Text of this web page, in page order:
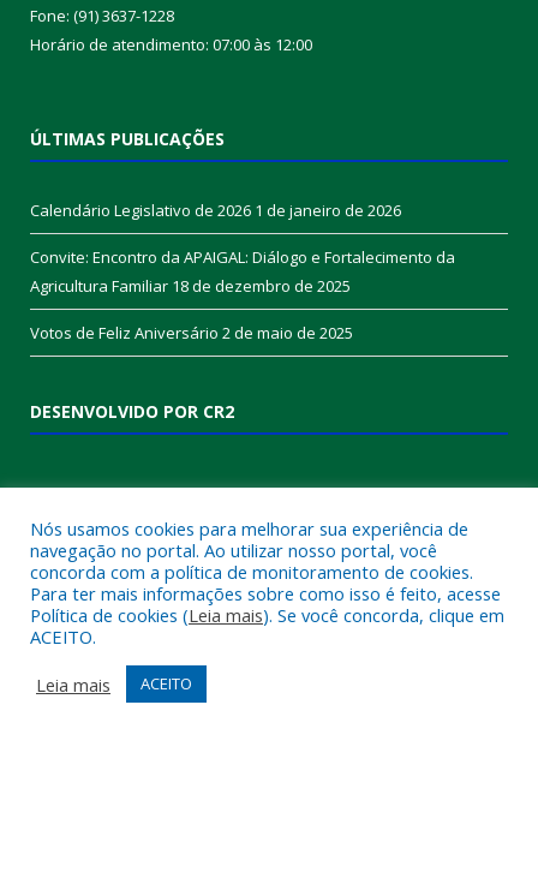
Fone: (91) 3637-1228
Horário de atendimento: 07:00 às 12:00
ÚLTIMAS PUBLICAÇÕES
Calendário Legislativo de 2026 1 de janeiro de 2026
Convite: Encontro da APAIGAL: Diálogo e Fortalecimento da
Agricultura Familiar 18 de dezembro de 2025
Votos de Feliz Aniversário 2 de maio de 2025
DESENVOLVIDO POR CR2
Muito mais que
Realizamos umaassessoria
contrato que todas as exigências das
Nós usamos cookies para melhorar sua experiência de
navegação no portal. Ao utilizar nosso portal, você
concorda com a política de monitoramento de cookies.
Para ter mais informações sobre como isso é feito, acesse
Política de cookies (Leia mais). Se você concorda, clique em
ACEITO.
Leia mais
ACEITO